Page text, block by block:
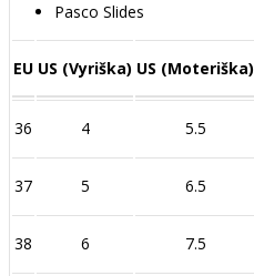
Pasco Slides
EU US (Vyriška) US (Moteriška)
36 4 5.5
37 5 6.5
38 6 7.5